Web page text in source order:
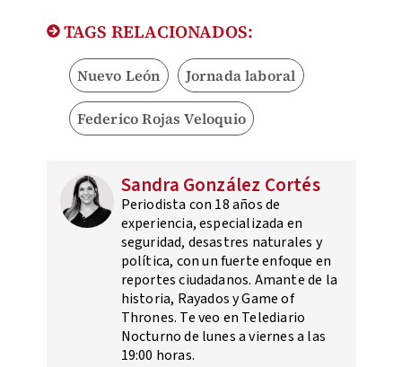
TAGS RELACIONADOS:
Nuevo León Jornada laboral
Federico Rojas Veloquio
Sandra González Cortés
Periodista con 18 años de
experiencia, especializada en
seguridad, desastres naturales y
política, con un fuerte enfoque en
reportes ciudadanos. Amante de la
historia, Rayados y Game of
Thrones. Te veo en Telediario
Nocturno de lunes a viernes a las
19:00 horas.